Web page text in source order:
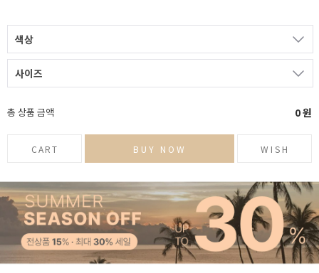
색상
사이즈
총 상품 금액 0원
CART BUY NOW WISH